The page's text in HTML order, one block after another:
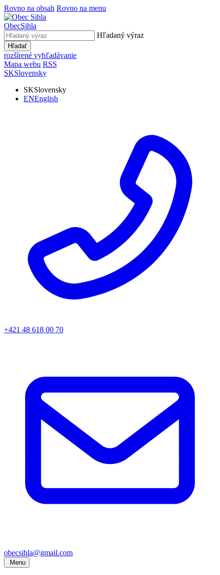
Rovno na obsah Rovno na menu
ObecSihla
Hľadaný výraz
Hľadať
rozšírené vyhľadávanie
Mapa webu RSS
SKSlovensky
SKSlovensky
ENEnglish
+421 48 618 00 70
obecsihla@gmail.com
Menu